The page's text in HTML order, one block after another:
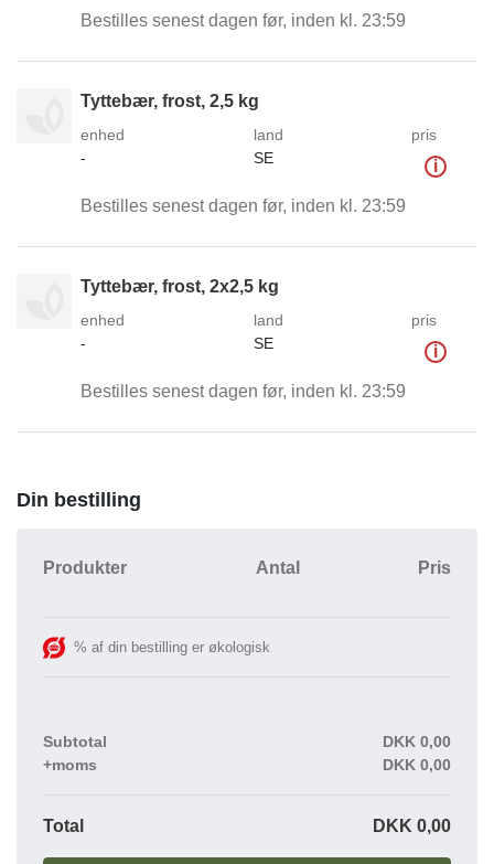
Bestilles senest dagen før, inden kl. 23:59
Tyttebær, frost, 2,5 kg
enhed
-
land
SE
pris
i
Bestilles senest dagen før, inden kl. 23:59
Tyttebær, frost, 2x2,5 kg
enhed
-
land
SE
pris
i
Bestilles senest dagen før, inden kl. 23:59
Din bestilling
Produkter Antal Pris
% af din bestilling er økologisk
Subtotal DKK 0,00
+moms
DKK 0,00
Total DKK 0,00